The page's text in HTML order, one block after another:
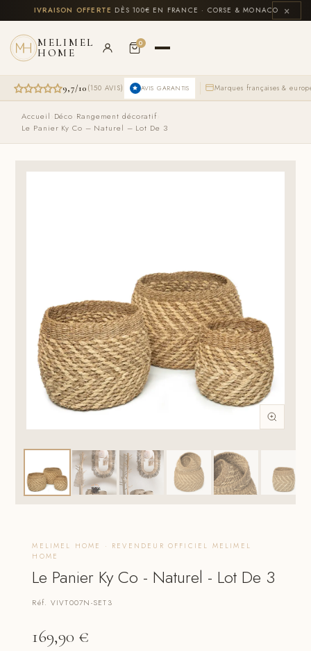
au
contenu
LIVRAISON OFFERTEDÈS 100€ EN FRANCE · CORSE & MONACO INCLUS
×
MELIMEL
HOME
0
9,7/10 (150 AVIS) AVIS GARANTIS Marques françaises &
Accueil Déco Rangement décoratif
Le Panier Ky Co – Naturel – Lot De 3
MELIMEL HOME · REVENDEUR OFFICIEL MELIMEL
HOME
Le Panier Ky Co - Naturel - Lot De 3
Réf. VIVT007N-SET3
169,90 €